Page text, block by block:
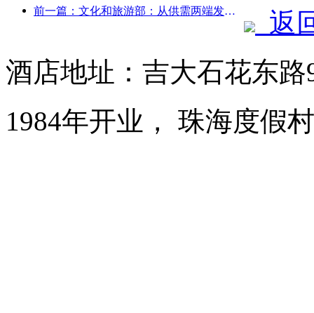
前一篇：文化和旅游部：从供需两端发力，引导文旅消费活动出行
返
酒店地址：吉大石花东
1984年开业， 珠海度